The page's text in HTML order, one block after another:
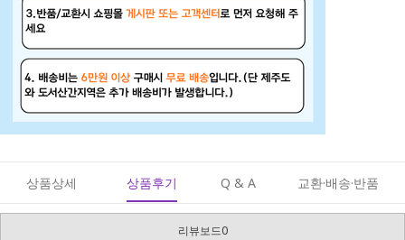
상품상세 상품후기 Q & A 교환·배송·반품
리뷰보드0